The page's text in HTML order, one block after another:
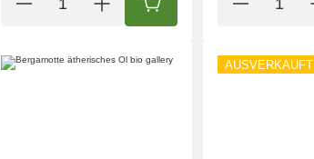
IN DEN WARENKORB
AUSVERKAUFT